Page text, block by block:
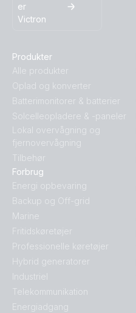
er
Victron
Produkter
Alle produkter
Oplad og konverter
Batterimonitorer & batterier
Solcelleopladere & -paneler
Lokal overvågning og
fjernovervågning
Tilbehør
Forbrug
Energi opbevaring
Backup og Off-grid
Marine
Fritidskøretøjer
Professionelle køretøjer
Hybrid generatorer
Industriel
Telekommunikation
Energiadgang